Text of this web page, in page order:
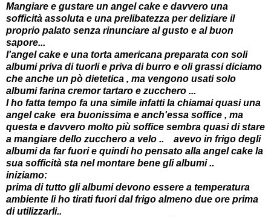
Mangiare e gustare un angel cake e davvero una
sofficità assoluta e una prelibatezza per deliziare il
proprio palato senza rinunciare al gusto e al buon
sapore...
l'angel cake e una torta americana preparata con soli
albumi priva di tuorli e priva di burro e oli grassi diciamo
che anche un pò dietetica , ma vengono usati solo
albumi farina cremor tartaro e zucchero ...
l ho fatta tempo fa una simile infatti la chiamai quasi una
angel cake era buonissima e anch'essa soffice , ma
questa e davvero molto più soffice sembra quasi di stare
a mangiare dello zucchero a velo .. avevo in frigo degli
albumi da far fuori e quindi ho pensato alla angel cake la
sua sofficità sta nel montare bene gli albumi ..
iniziamo:
prima di tutto gli albumi devono essere a temperatura
ambiente li ho tirati fuori dal frigo almeno due ore prima
di utilizzarli..